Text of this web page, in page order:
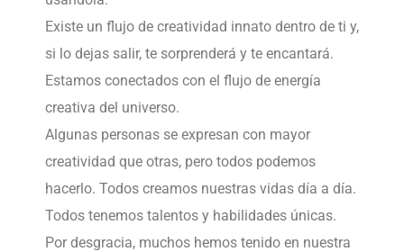
Existe un flujo de creatividad innato dentro de ti y,
si lo dejas salir, te sorprenderá y te encantará.
Estamos conectados con el flujo de energía
creativa del universo.
Algunas personas se expresan con mayor
creatividad que otras, pero todos podemos
hacerlo. Todos creamos nuestras vidas día a día.
Todos tenemos talentos y habilidades únicas.
Por desgracia, muchos hemos tenido en nuestra